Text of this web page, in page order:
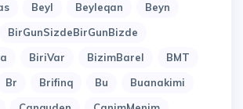
Beyl Beyleqan
Beyn
BirGunSizdeBirGunBizde
BiriVar BizimBarel
BMT
Br Brifinq Bu
Buanakimi